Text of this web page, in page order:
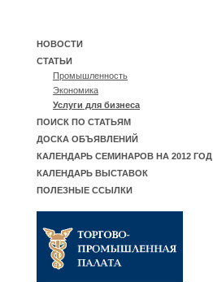
НОВОСТИ
СТАТЬИ
Промышленность
Экономика
Услуги для бизнеса
ПОИСК ПО СТАТЬЯМ
ДОСКА ОБЪЯВЛЕНИЙ
КАЛЕНДАРЬ СЕМИНАРОВ НА 2012 ГОД
КАЛЕНДАРЬ ВЫСТАВОК
ПОЛЕЗНЫЕ ССЫЛКИ